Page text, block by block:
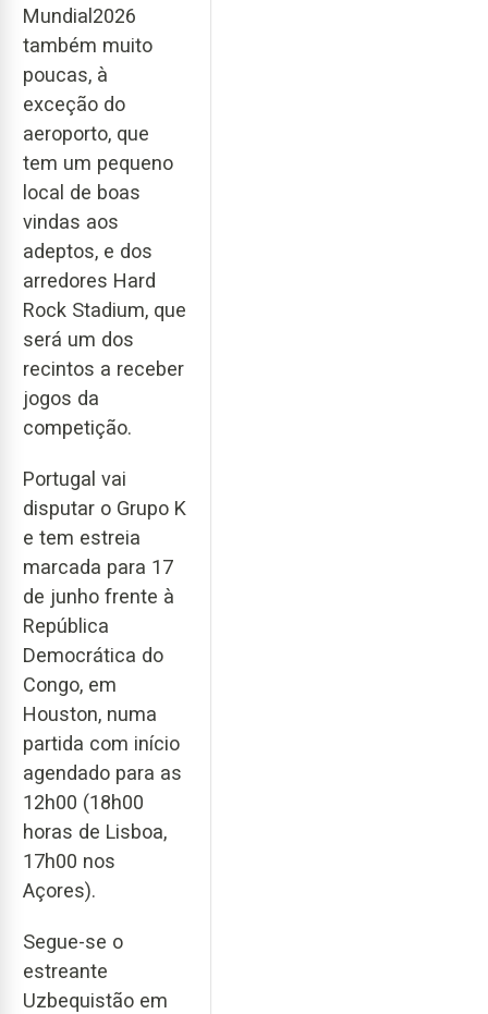
Mundial2026
também muito
poucas, à
exceção do
aeroporto, que
tem um pequeno
local de boas
vindas aos
adeptos, e dos
arredores Hard
Rock Stadium, que
será um dos
recintos a receber
jogos da
competição.
Portugal vai
disputar o Grupo K
e tem estreia
marcada para 17
de junho frente à
República
Democrática do
Congo, em
Houston, numa
partida com início
agendado para as
12h00 (18h00
horas de Lisboa,
17h00 nos
Açores).
Segue-se o
estreante
Uzbequistão em